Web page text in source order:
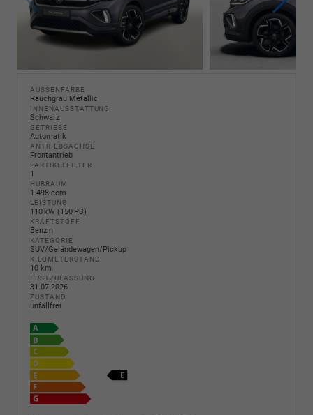
AUSSENFARBE
Rauchgrau Metallic
INNENAUSSTATTUNG
Schwarz
GETRIEBE
Automatik
ANTRIEBSACHSE
Frontantrieb
PARTIKELFILTER
1
HUBRAUM
1.498 ccm
LEISTUNG
110 kW (150 PS)
KRAFTSTOFF
Benzin
KATEGORIE
SUV/Geländewagen/Pickup
KILOMETERSTAND
10 km
ERSTZULASSUNG
31.07.2026
ZUSTAND
unfallfrei